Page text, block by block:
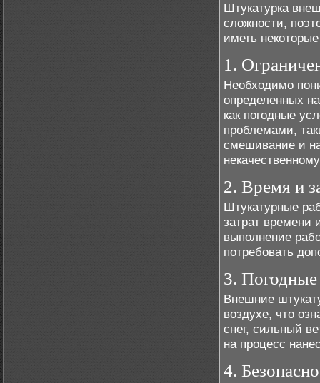
Штукатурка
сложности,
иметь
1.
Необходимо
определенных
как погодные
проблемами,
смешивание и
2. Время и
Штукатурные
затрат времени
выполнение
потребовать
3. Погодные
Внешние
воздухе, что
снег, сильный
на процесс
4.